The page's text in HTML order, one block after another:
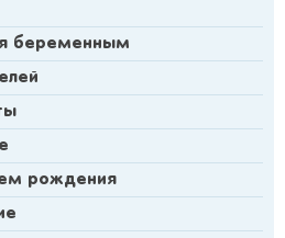
беременным
рождения